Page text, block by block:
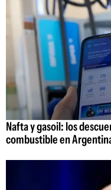
Nafta y gasoil: los
combustible en